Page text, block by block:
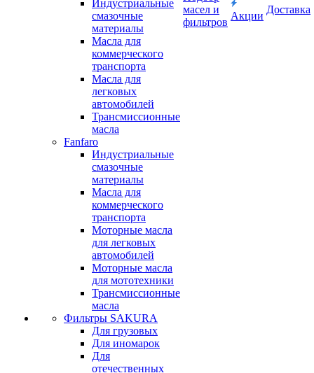
Индустриальные
смазочные
материалы
Масла для
коммерческого
транспорта
Масла для
легковых
автомобилей
Трансмиссионные
масла
Fanfaro
Индустриальные
смазочные
материалы
Масла для
коммерческого
транспорта
Моторные масла
для легковых
автомобилей
Моторные масла
для мототехники
Трансмиссионные
масла
Фильтры SAKURA
Для грузовых
Для иномарок
Для
отечественных
масел и
фильтров
Акции
Доставка